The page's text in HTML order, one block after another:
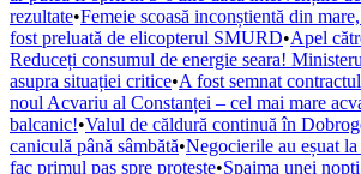
rezultate•Femeie scoasă inconștientă din
fost preluată de elicopterul SMURD•Apel
Reduceți consumul de energie seara!
asupra situației critice•A fost semnat
noul Acvariu al Constanței – cel mai mare
balcanic!•Valul de căldură continuă în
caniculă până sâmbătă•Negocierile au eșuat
fac primul pas spre proteste•Spaima unei